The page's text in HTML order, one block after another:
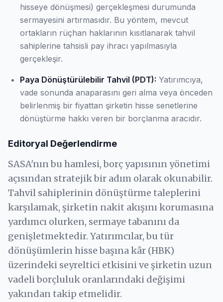
hisseye dönüşmesi) gerçekleşmesi durumunda
sermayesini artırmasıdır. Bu yöntem, mevcut
ortakların rüçhan haklarının kısıtlanarak tahvil
sahiplerine tahsisli pay ihracı yapılmasıyla
gerçekleşir.
Paya Dönüştürülebilir Tahvil (PDT): Yatırımcıya,
vade sonunda anaparasını geri alma veya önceden
belirlenmiş bir fiyattan şirketin hisse senetlerine
dönüştürme hakkı veren bir borçlanma aracıdır.
Editoryal Değerlendirme
SASA'nın bu hamlesi, borç yapısının yönetimi
açısından stratejik bir adım olarak okunabilir.
Tahvil sahiplerinin dönüştürme taleplerini
karşılamak, şirketin nakit akışını korumasına
yardımcı olurken, sermaye tabanını da
genişletmektedir. Yatırımcılar, bu tür
dönüşümlerin hisse başına kâr (HBK)
üzerindeki seyreltici etkisini ve şirketin uzun
vadeli borçluluk oranlarındaki değişimi
yakından takip etmelidir.